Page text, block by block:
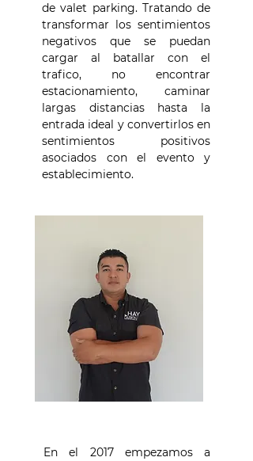
de valet parking. Tratando de
transformar los sentimientos
negativos que se puedan
cargar al batallar con el
trafico, no encontrar
estacionamiento, caminar
largas distancias hasta la
entrada ideal y convertirlos en
sentimientos positivos
asociados con el evento y
establecimiento.
En el 2017 empezamos a